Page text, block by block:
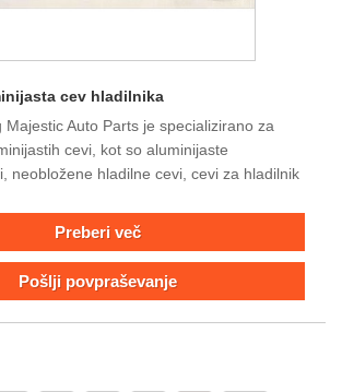
cev hladilnika
Majestic Auto Parts je specializirano za
cevi, kot so aluminijaste
neobložene hladilne cevi, cevi za hladilnik
Preberi več
Pošlji povpraševanje